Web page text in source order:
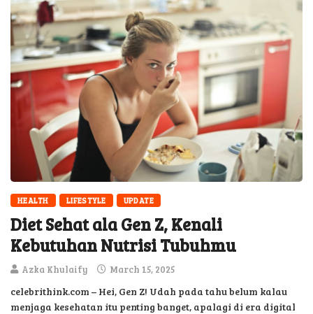
HEALTH LIFESTYLE UPDATE
Diet Sehat ala Gen Z, Kenali
Kebutuhan Nutrisi Tubuhmu
Azka Khulaify March 15, 2025
celebrithink.com – Hei, Gen Z! Udah pada tahu belum kalau
menjaga kesehatan itu penting banget, apalagi di era digital